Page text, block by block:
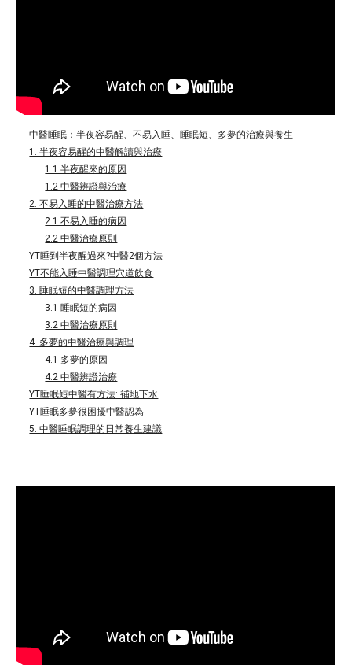
中醫睡眠：半夜容易醒、不易入睡、睡眠短、多夢的治療與養生
1. 半夜容易醒的中醫解讀與治療
1.1 半夜醒來的原因
1.2 中醫辨證與治療
2. 不易入睡的中醫治療方法
2.1 不易入睡的病因
2.2 中醫治療原則
YT睡到半夜醒過來?中醫2個方法
YT不能入睡中醫調理穴道飲食
3. 睡眠短的中醫調理方法
3.1 睡眠短的病因
3.2 中醫治療原則
4. 多夢的中醫治療與調理
4.1 多夢的原因
4.2 中醫辨證治療
YT睡眠短中醫有方法: 補地下水
YT睡眠多夢很困擾中醫認為
5. 中醫睡眠調理的日常養生建議